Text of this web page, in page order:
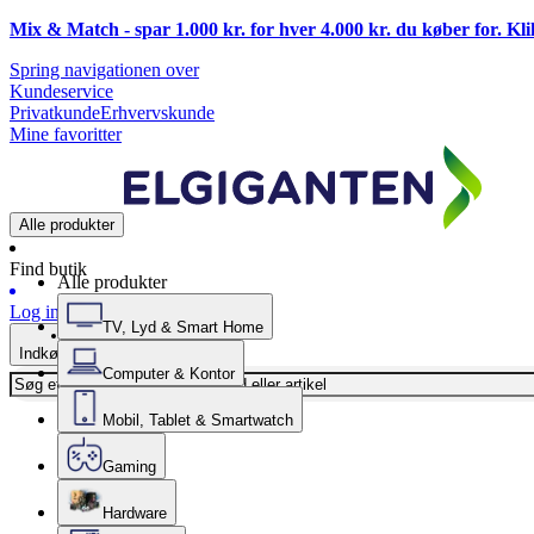
Mix & Match - spar 1.000 kr. for hver 4.000 kr. du køber for.
Spring navigationen over
Kundeservice
PrivatkundeErhvervskunde
Mine favoritter
Alle produkter
Find butik
Log ind
Indkøbskurv
Alle produkter
TV, Lyd & Smart Home
Computer & Kontor
Mobil, Tablet & Smartwatch
Gaming
Hardware